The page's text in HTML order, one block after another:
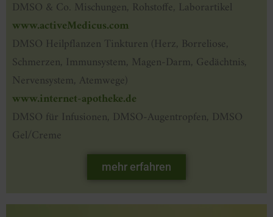
DMSO & Co. Mischungen, Rohstoffe, Laborartikel
www.activeMedicus.com
DMSO Heilpflanzen Tinkturen (Herz, Borreliose,
Schmerzen, Immunsystem, Magen-Darm, Gedächtnis,
Nervensystem, Atemwege)
www.internet-apotheke.de
DMSO für Infusionen, DMSO-Augentropfen, DMSO
Gel/Creme
mehr erfahren